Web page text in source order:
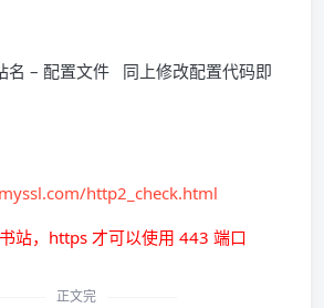
名 – 配置文件 同上修改配置代码即
http2_check.html
站，https 才可以使用 443 端口
正文完